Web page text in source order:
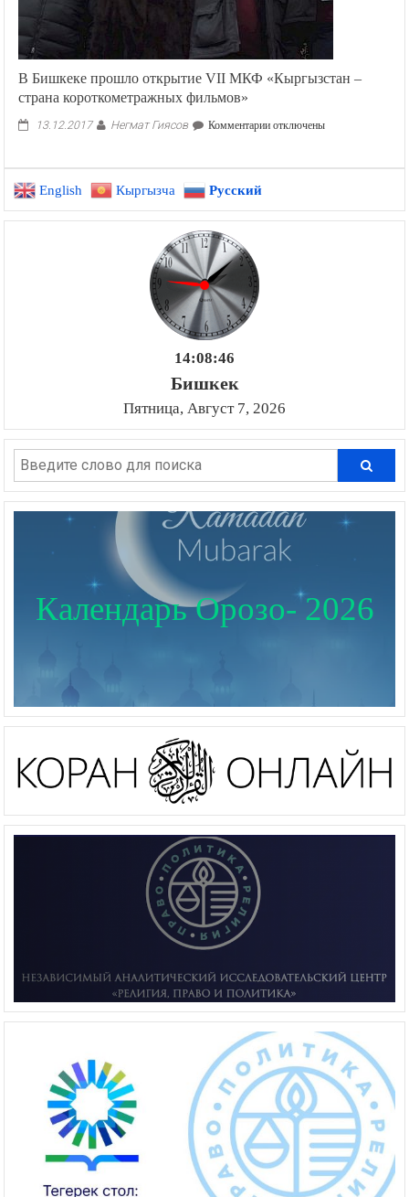
В Бишкеке прошло открытие VII МКФ «Кыргызстан –
страна короткометражных фильмов»
13.12.2017 Негмат Гиясов Комментариик
Бишкеке
VII
отключены
English Кыргызча Русский
14:08:47
Бишкек
Пятница, Август 7, 2026
Календарь Орозо- 2026